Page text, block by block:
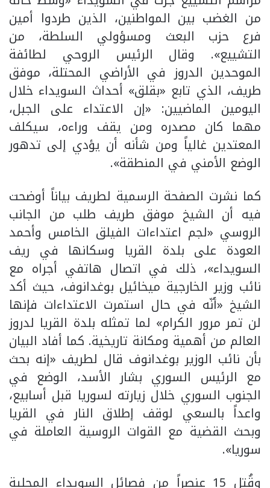
من الغضب بين المواطنين، الذين طردوا أمين
فرع حزب البعث ومسؤولي السلطة، من
التشييع». وقال الرئيس الروحي لطائفة
الموحدين الدروز في الأراضي المحتلة، موفق
طريف، الذي تابع «بقلق» أحداث السويداء خلال
اليومين الماضيين: «إن الاعتداء على الجبل،
مهما كان مصدره ومن يقف وراءه، سيكلف
المعتدين غالياً ومن شأنه أن يؤدي إلى تدهور
الوضع الأمني في المنطقة».
كما نشرت الصفحة الرسمية لطريف بياناً أوضحت
فيه أن الشيخ موفق طريف طلب من الجانب
الروسي «لجم اعتداءات الفيلق الخامس وأحمد
العودة على بلدة القريا وسكانها في ريف
السويداء»، ذلك في اتصال هاتفي أجراه مع
نائب وزير الخارجية ميخائيل بوغدانوف، حيث أكد
الشيخ «أنّه في حال استمرت الاعتداءات فإنها
لن تمر مرور الكرام» لما تمثله بلدة القريا لدروز
العالم من أهمية ومكانة تاريخية. كما أفاد البيان
بأن نائب الوزير بوغدانوف قال لطريف «إنه بحث
مع الرئيس السوري بشار الأسد، الوضع في
الجنوب السوري خلال زيارته لسوريا قبل أسابيع،
واعداً بالسعي لوقف إطلاق النار في القريا
وبحث القضية مع القوات الروسية العاملة في
سوريا».
وقُتل 15 عنصراً من فصائل السويداء المحلية